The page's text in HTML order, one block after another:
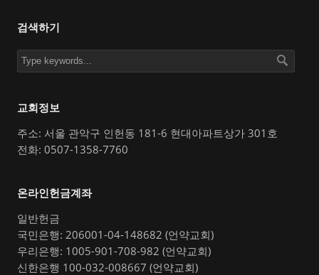
검색하기
교회정보
주소: 서울 관악구 인헌동 181-6 현대아파트상가 301호
전화: 0507-1358-7760
온라인헌금계좌
일반헌금
국민은행: 206001-04-148682 (언약교회)
우리은행: 1005-901-708-982 (언약교회)
신한은행 100-032-008667 (언약교회)